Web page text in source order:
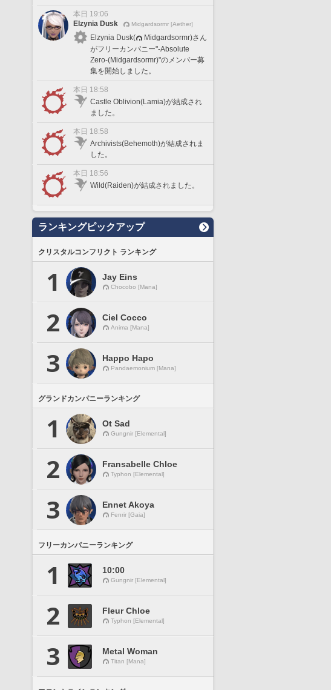
本日 19:06
Elzynia Dusk
Midgardsormr [Aether]
Elzynia Dusk(
Midgardsormr)さん
がフリーカンパニー"-Absolute
Zero-(Midgardsormr)"のメンバー募
集を開始しました。
本日 18:58
Castle Oblivion(Lamia)が結成され
ました。
本日 18:58
Archivists(Behemoth)が結成されま
した。
本日 18:56
Wild(Raiden)が結成されました。
ランキングピックアップ
クリスタルコンフリクト ランキング
1 Jay Eins
Chocobo [Mana]
2 Ciel Cocco
Anima [Mana]
3 Happo Hapo
Pandaemonium [Mana]
グランドカンパニーランキング
1 Ot Sad
Gungnir [Elemental]
2 Fransabelle Chloe
Typhon [Elemental]
3 Ennet Akoya
Fenrir [Gaia]
フリーカンパニーランキング
1 10:00
Gungnir [Elemental]
2 Fleur Chloe
Typhon [Elemental]
3 Metal Woman
Titan [Mana]